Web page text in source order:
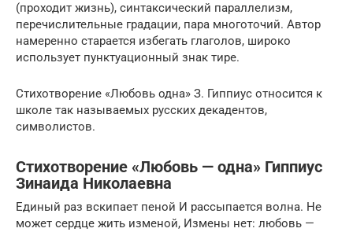
(проходит жизнь), синтаксический параллелизм,
перечислительные градации, пара многоточий. Автор
намеренно старается избегать глаголов, широко
использует пунктуационный знак тире.
Стихотворение «Любовь одна» З. Гиппиус относится к
школе так называемых русских декадентов,
символистов.
Стихотворение «Любовь — одна» Гиппиус
Зинаида Николаевна
Единый раз вскипает пеной И рассыпается волна. Не
может сердце жить изменой, Измены нет: любовь —